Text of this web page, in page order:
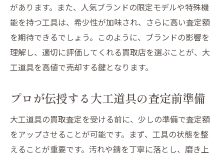
市場価格を知ることの重要性
泉区特有の買取事情とその対応策
経験者が語る失敗事例とその教訓
宮城県仙台市泉区での工具買取で失敗しないた
めの賢い選択
安全で信頼性のある業者の見分け方
賢く買取を進めるための事前準備
工具の査定額を引き上げるための手入れ方
法
があります。また、人気ブランドの限定モデルや特殊機
能を持つ工具は、希少性が加味され、さらに高い査定額
を期待できるでしょう。このように、ブランドの影響を
理解し、適切に評価してくれる買取店を選ぶことが、大
工道具を高値で売却する鍵となります。
プロが伝授する大工道具の査定前準備
大工道具の買取査定を受ける前に、少しの準備で査定額
をアップさせることが可能です。まず、工具の状態を整
えることが重要です。汚れや錆を丁寧に落とし、磨き上